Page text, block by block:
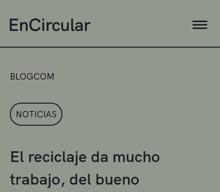
BLOGCOM
NOTICIAS
El reciclaje da mucho
trabajo, del bueno